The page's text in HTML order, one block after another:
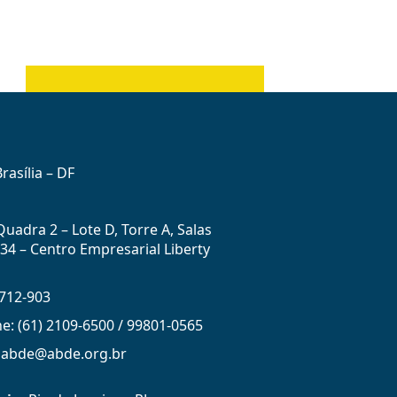
– DF
2 – Lote D, Torre A, Salas
– Centro Empresarial Liberty
903
(61) 2109-6500 / 99801-0565